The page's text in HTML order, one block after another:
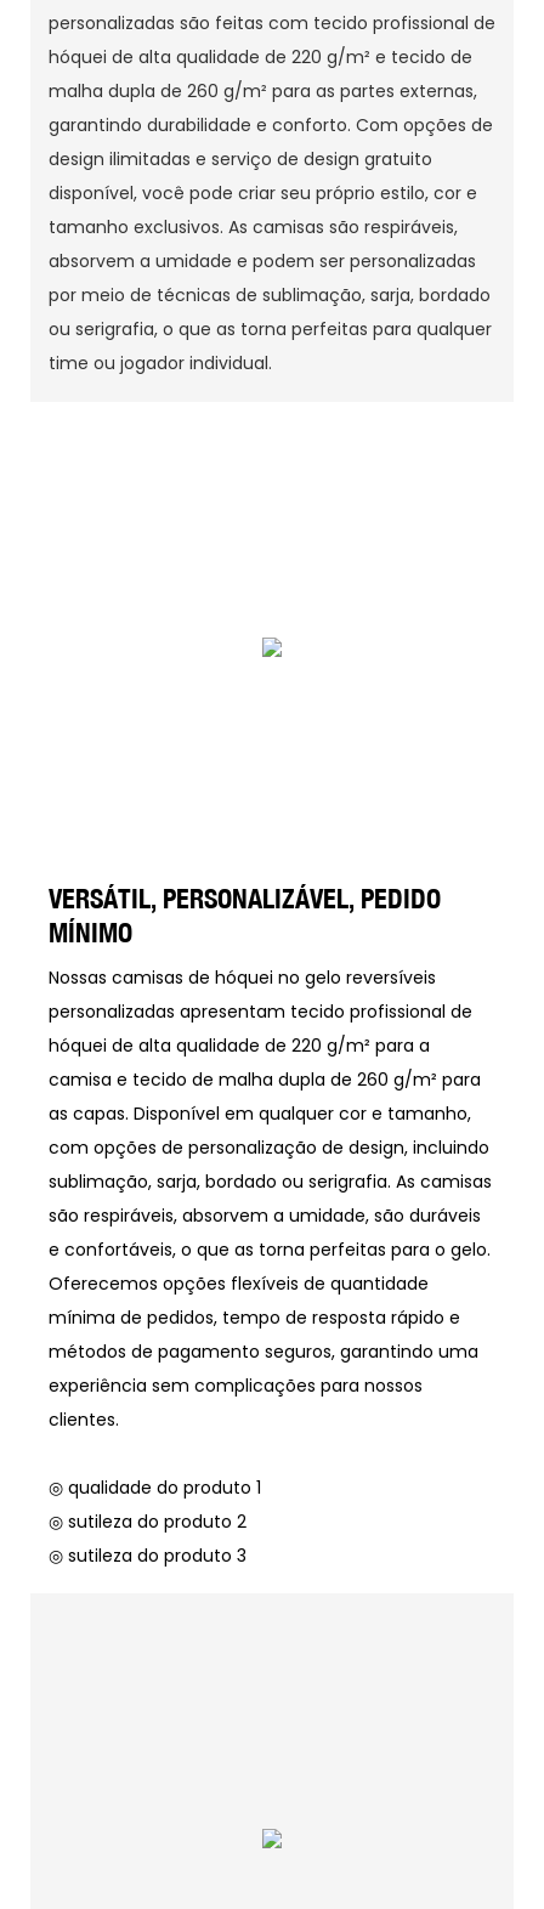
personalizadas são feitas com tecido profissional de
hóquei de alta qualidade de 220 g/m² e tecido de
malha dupla de 260 g/m² para as partes externas,
garantindo durabilidade e conforto. Com opções de
design ilimitadas e serviço de design gratuito
disponível, você pode criar seu próprio estilo, cor e
tamanho exclusivos. As camisas são respiráveis,
absorvem a umidade e podem ser personalizadas
por meio de técnicas de sublimação, sarja, bordado
ou serigrafia, o que as torna perfeitas para qualquer
time ou jogador individual.
VERSÁTIL, PERSONALIZÁVEL, PEDIDO
MÍNIMO
Nossas camisas de hóquei no gelo reversíveis
personalizadas apresentam tecido profissional de
hóquei de alta qualidade de 220 g/m² para a
camisa e tecido de malha dupla de 260 g/m² para
as capas. Disponível em qualquer cor e tamanho,
com opções de personalização de design, incluindo
sublimação, sarja, bordado ou serigrafia. As camisas
são respiráveis, absorvem a umidade, são duráveis
e confortáveis, o que as torna perfeitas para o gelo.
Oferecemos opções flexíveis de quantidade
mínima de pedidos, tempo de resposta rápido e
métodos de pagamento seguros, garantindo uma
experiência sem complicações para nossos
clientes.
◎ qualidade do produto 1
◎ sutileza do produto 2
◎ sutileza do produto 3